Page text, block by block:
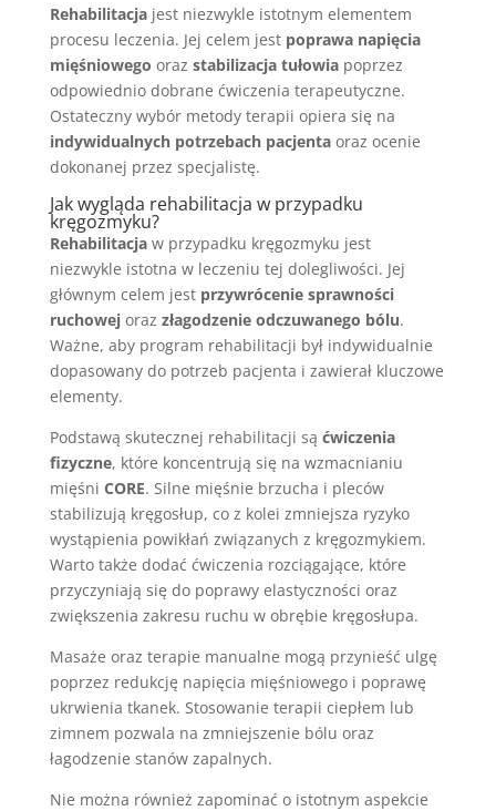
Rehabilitacjajest niezwykle istotnym elementem
procesu leczenia. Jej celem jest poprawa napięcia
mięśniowego oraz stabilizacja tułowiapoprzez
odpowiednio dobrane ćwiczenia terapeutyczne.
Ostateczny wybór metody terapii opiera się na
indywidualnych potrzebach pacjentaoraz ocenie
dokonanej przez specjalistę.
Jak wygląda rehabilitacja w przypadku
kręgozmyku?
Rehabilitacjaw przypadku kręgozmyku jest
niezwykle istotna w leczeniu tej dolegliwości. Jej
głównym celem jest przywrócenie sprawności
ruchowejoraz złagodzenie odczuwanego bólu.
Ważne, aby program rehabilitacji był indywidualnie
dopasowany do potrzeb pacjenta i zawierał kluczowe
elementy.
Podstawą skutecznej rehabilitacji są ćwiczenia
fizyczne, które koncentrują się na wzmacnianiu
mięśni CORE. Silne mięśnie brzucha i pleców
stabilizują kręgosłup, co z kolei zmniejsza ryzyko
wystąpienia powikłań związanych z kręgozmykiem.
Warto także dodać ćwiczenia rozciągające, które
przyczyniają się do poprawy elastyczności oraz
zwiększenia zakresu ruchu w obrębie kręgosłupa.
Masaże oraz terapie manualne mogą przynieść ulgę
poprzez redukcję napięcia mięśniowego i poprawę
ukrwienia tkanek. Stosowanie terapii ciepłem lub
zimnem pozwala na zmniejszenie bólu oraz
łagodzenie stanów zapalnych.
Nie można również zapominać o istotnym aspekcie